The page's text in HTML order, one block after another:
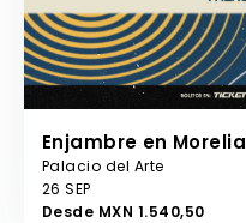
Enjambre en Morelia
Palacio del Arte
26 SEP
Desde MXN 1.540,50